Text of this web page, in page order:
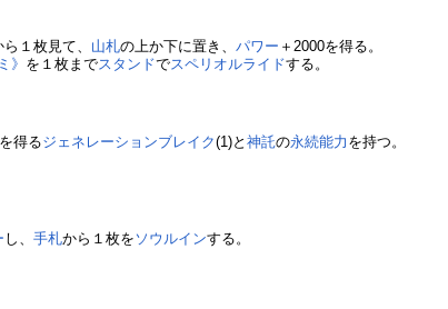
１枚見て、 山札の上か下に置き、パワー ＋2000を得る。
》 を１枚までスタンドでスペリオルライドする。
得るジェネレーションブレイク(1)と神託の永続能力 を持つ。
し、手札から１枚を ソウルインする。